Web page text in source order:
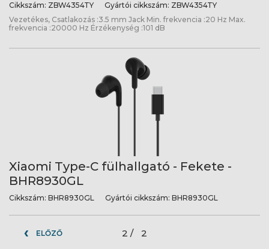
Cikkszám: ZBW4354TY Gyártói cikkszám: ZBW4354TY
Vezetékes, Csatlakozás :3.5 mm Jack Min. frekvencia :20 Hz Max.
frekvencia :20000 Hz Érzékenység :101 dB
Xiaomi Type-C fülhallgató - Fekete -
BHR8930GL
Cikkszám: BHR8930GL Gyártói cikkszám: BHR8930GL
ELŐZŐ 2 / 2